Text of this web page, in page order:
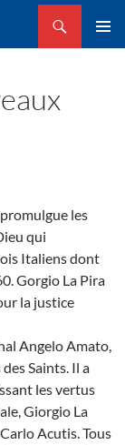
les
qui
Italiens dont
Gorgio La Pira
la justice
Angelo Amato,
Saints. Il a
les vertus
Giorgio La
Acutis. Tous